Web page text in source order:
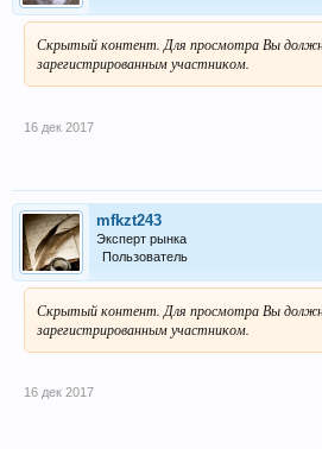
Скрытый контент. Для просмотра Вы
зарегистрированным участником.
16 дек 2017
mfkzt243
Эксперт рынка
Пользователь
Скрытый контент. Для просмотра Вы
зарегистрированным участником.
16 дек 2017